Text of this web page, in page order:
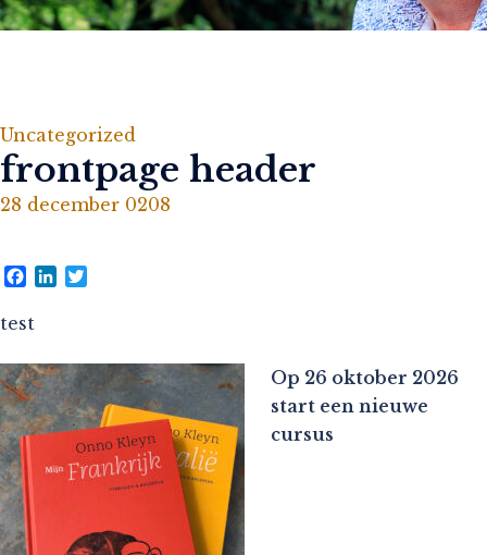
Uncategorized
frontpage header
28 december 0208
Facebook
LinkedIn
test
Op 26 oktober 2026
start een nieuwe
cursus